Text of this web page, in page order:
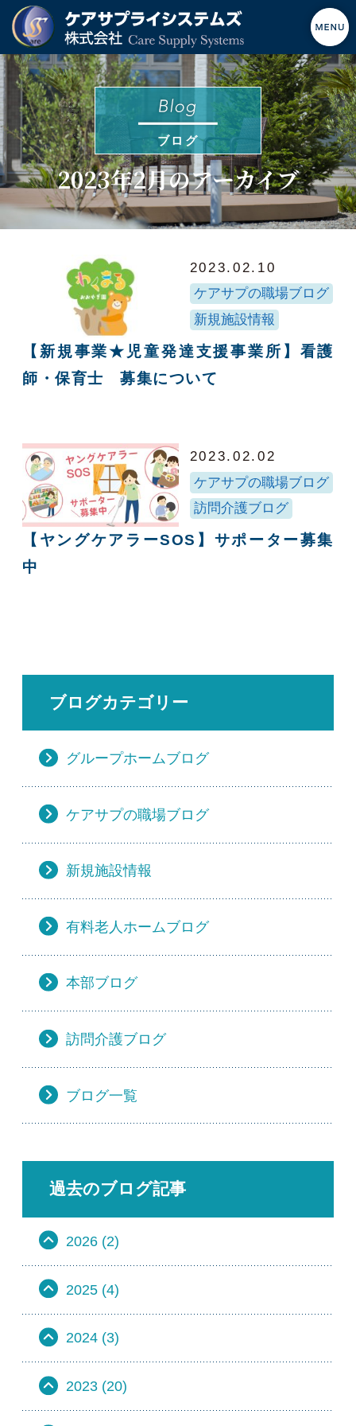
ブログ
2023年2月のアーカイブ
2023.02.10
ケアサプの職場ブログ
新規施設情報
【新規事業★児童発達支援事業所】看護
師・保育士 募集について
2023.02.02
ケアサプの職場ブログ
訪問介護ブログ
【ヤングケアラーSOS】サポーター募集
中
ブログカテゴリー
グループホームブログ
ケアサプの職場ブログ
新規施設情報
有料老人ホームブログ
本部ブログ
訪問介護ブログ
ブログ一覧
過去のブログ記事
2026 (2)
2025 (4)
2024 (3)
2023 (20)